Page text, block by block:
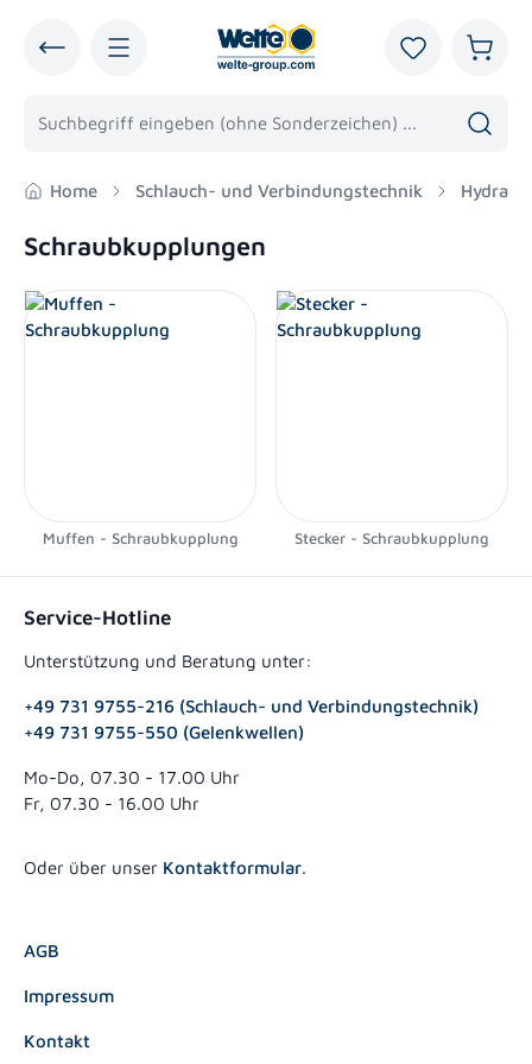
Du hast 0
Home Schlauch- und Verbindungstechnik
Schraubkupplungen
Muffen - Schraubkupplung Stecker - Schraubkupplung
Service-Hotline
Unterstützung und Beratung unter:
+49 731 9755-216 (Schlauch- und Verbindungstechnik)
+49 731 9755-550 (Gelenkwellen)
Mo-Do, 07.30 - 17.00 Uhr
Fr, 07.30 - 16.00 Uhr
Oder über unser Kontaktformular.
AGB
Impressum
Kontakt